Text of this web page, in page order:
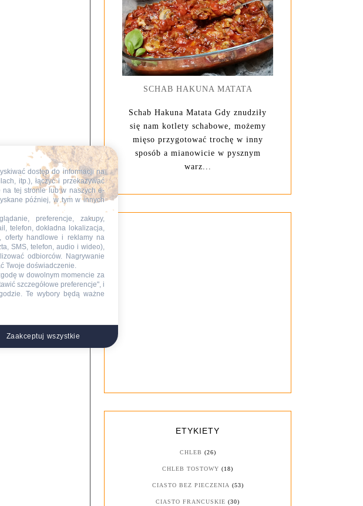
oliwek, wsypuję
na godzinę do
SCHAB HAKUNA MATATA
Schab Hakuna Matata Gdy znudziły
się nam kotlety schabowe, możemy
mięso przygotować trochę w inny
sposób a mianowicie w pysznym
warz...
ETYKIETY
CHLEB (26)
CHLEB TOSTOWY (18)
CIASTO BEZ PIECZENIA (53)
CIASTO FRANCUSKIE (30)
dostęp do informacji na
itp.), łączyć i przekazywać
na tej stronie lub w naszych e-
później, w tym w innych
preferencje, zakupy,
telefon, dokładna lokalizacja,
oferty handlowe i reklamy na
SMS, telefon, audio i wideo),
odbiorców. Nagrywanie
Twoje doświadczenie.
w dowolnym momencie za
szczegółowe preferencje", i
Te wybory będą ważne
Zaakceptuj wszystkie